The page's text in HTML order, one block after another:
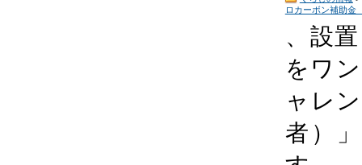
ロカーボン補助金
、設
をワ
ャレ
者）